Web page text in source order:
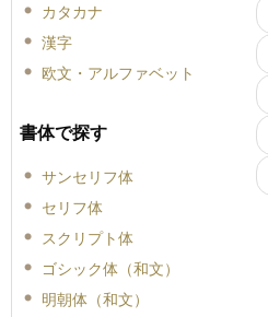
カタカナ
漢字
欧文・アルファベット
書体で探す
サンセリフ体
セリフ体
スクリプト体
ゴシック体（和文）
明朝体（和文）